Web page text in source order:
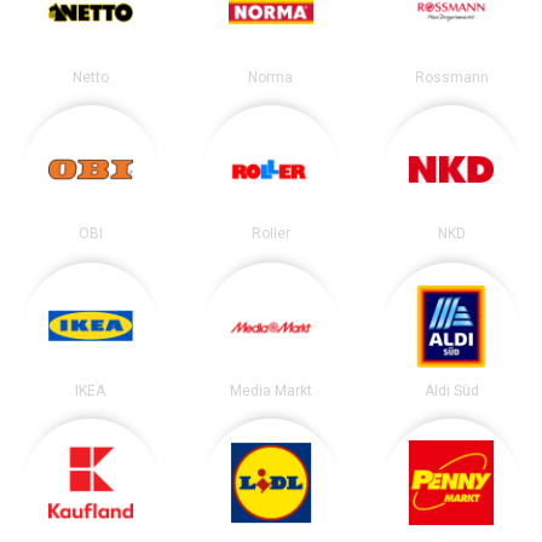
Netto Norma Rossmann
OBI Roller NKD
IKEA Media Markt Aldi Süd